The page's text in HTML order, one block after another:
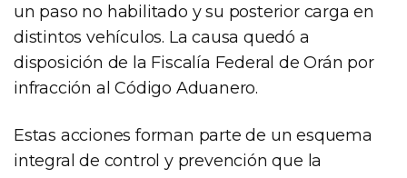
un paso no habilitado y su posterior carga en
distintos vehículos. La causa quedó a
disposición de la Fiscalía Federal de Orán por
infracción al Código Aduanero.
Estas acciones forman parte de un esquema
integral de control y prevención que la